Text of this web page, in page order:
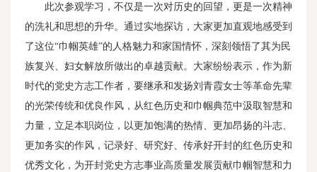
此次参观学习，不仅是一次对历史的回望，更是一次精神
的洗礼和思想的升华。通过实地探访，大家更加直观地感受到
了这位“巾帼英雄”的人格魅力和家国情怀，深刻领悟了其为民
族复兴、妇女解放所做出的卓越贡献。大家纷纷表示，作为新
时代的党史方志工作者，要继承和发扬刘青霞女士等革命先辈
的光荣传统和优良作风，从红色历史和巾帼典范中汲取智慧和
力量，立足本职岗位，以更加饱满的热情、更加昂扬的斗志、
更加务实的作风，记录好、研究好、传承好开封的红色历史和
优秀文化，为开封党史方志事业高质量发展贡献巾帼智慧和力